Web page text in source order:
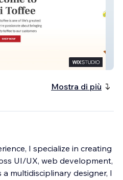
Mostra di più
I specialize in creating
UI/UX, web development,
multidisciplinary designer, I